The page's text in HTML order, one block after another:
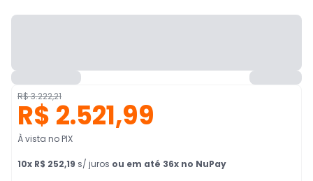
R$ 3.222,21
R$ 2.521,99
À vista no PIX
10x R$ 252,19 s/ juros ou em até 36x no NuPay